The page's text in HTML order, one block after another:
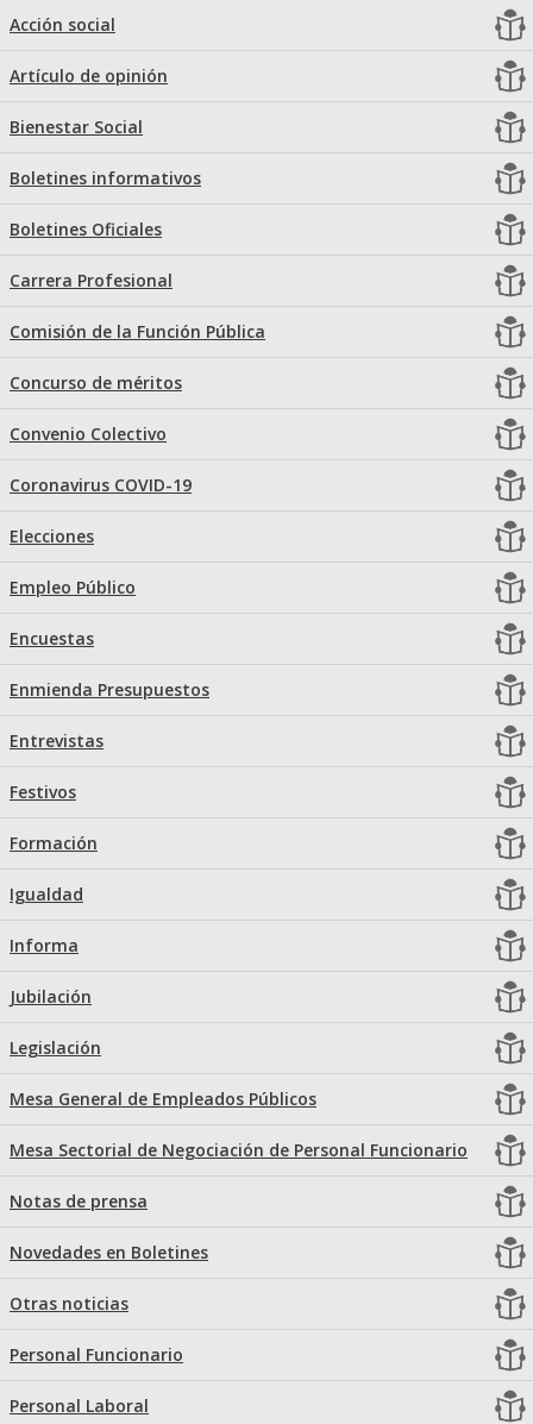
Acción social
Artículo de opinión
Bienestar Social
Boletines informativos
Boletines Oficiales
Carrera Profesional
Comisión de la Función Pública
Concurso de méritos
Convenio Colectivo
Coronavirus COVID-19
Elecciones
Empleo Público
Encuestas
Enmienda Presupuestos
Entrevistas
Festivos
Formación
Igualdad
Informa
Jubilación
Legislación
Mesa General de Empleados Públicos
Mesa Sectorial de Negociación de Personal Funcionario
Notas de prensa
Novedades en Boletines
Otras noticias
Personal Funcionario
Personal Laboral